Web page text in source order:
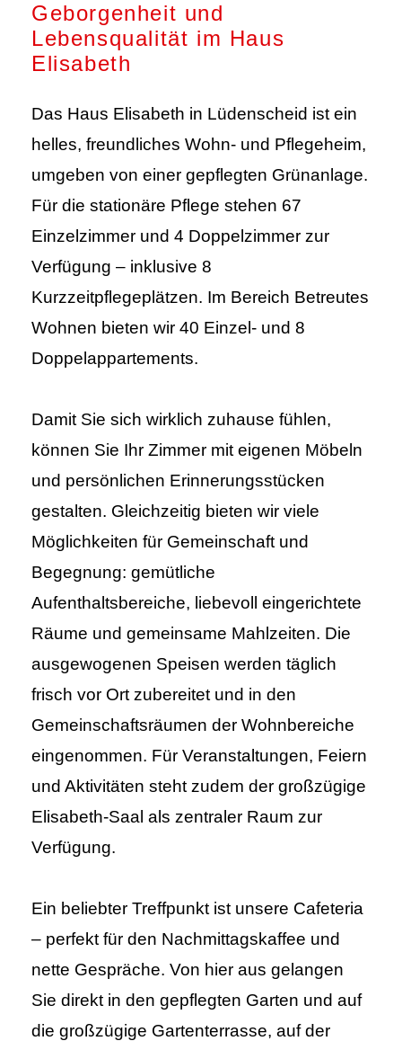
Geborgenheit und
Lebensqualität im Haus
Elisabeth
Das Haus Elisabeth in Lüdenscheid ist ein
helles, freundliches Wohn- und Pflegeheim,
umgeben von einer gepflegten Grünanlage.
Für die stationäre Pflege stehen 67
Einzelzimmer und 4 Doppelzimmer zur
Verfügung – inklusive 8
Kurzzeitpflegeplätzen. Im Bereich Betreutes
Wohnen bieten wir 40 Einzel- und 8
Doppelappartements.
Damit Sie sich wirklich zuhause fühlen,
können Sie Ihr Zimmer mit eigenen Möbeln
und persönlichen Erinnerungsstücken
gestalten. Gleichzeitig bieten wir viele
Möglichkeiten für Gemeinschaft und
Begegnung: gemütliche
Aufenthaltsbereiche, liebevoll eingerichtete
Räume und gemeinsame Mahlzeiten. Die
ausgewogenen Speisen werden täglich
frisch vor Ort zubereitet und in den
Gemeinschaftsräumen der Wohnbereiche
eingenommen. Für Veranstaltungen, Feiern
und Aktivitäten steht zudem der großzügige
Elisabeth-Saal als zentraler Raum zur
Verfügung.
Ein beliebter Treffpunkt ist unsere Cafeteria
– perfekt für den Nachmittagskaffee und
nette Gespräche. Von hier aus gelangen
Sie direkt in den gepflegten Garten und auf
die großzügige Gartenterrasse, auf der